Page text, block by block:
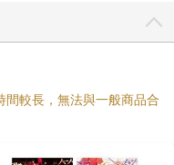
較長，無法與一般商品合